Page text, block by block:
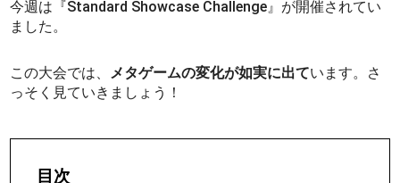
今週は『Standard Showcase Challenge』が開催されてい
ました。
この大会では、 メタゲームの変化が如実に出ています。さ
っそく見ていきましょう！
目次